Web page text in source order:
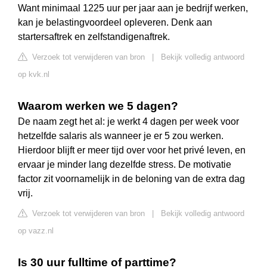
Want minimaal 1225 uur per jaar aan je bedrijf werken,
kan je belastingvoordeel opleveren. Denk aan
startersaftrek en zelfstandigenaftrek.
Verzoek tot verwijderen van bron
Bekijk volledig antwoord
op kvk.nl
Waarom werken we 5 dagen?
De naam zegt het al: je werkt 4 dagen per week voor
hetzelfde salaris als wanneer je er 5 zou werken.
Hierdoor blijft er meer tijd over voor het privé leven, en
ervaar je minder lang dezelfde stress. De motivatie
factor zit voornamelijk in de beloning van de extra dag
vrij.
Verzoek tot verwijderen van bron
Bekijk volledig antwoord
op vazz.nl
Is 30 uur fulltime of parttime?